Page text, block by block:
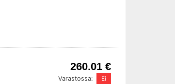
260.01 €
Varastossa: